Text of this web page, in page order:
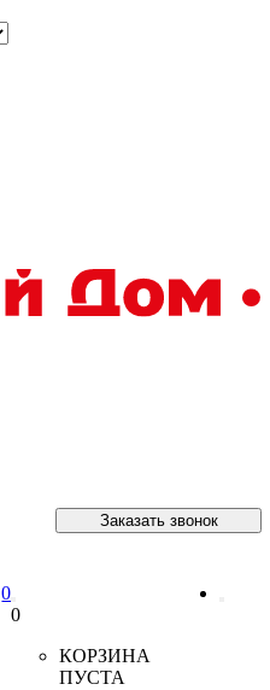
Заказать звонок
0
0
КОРЗИНА
ПУСТА